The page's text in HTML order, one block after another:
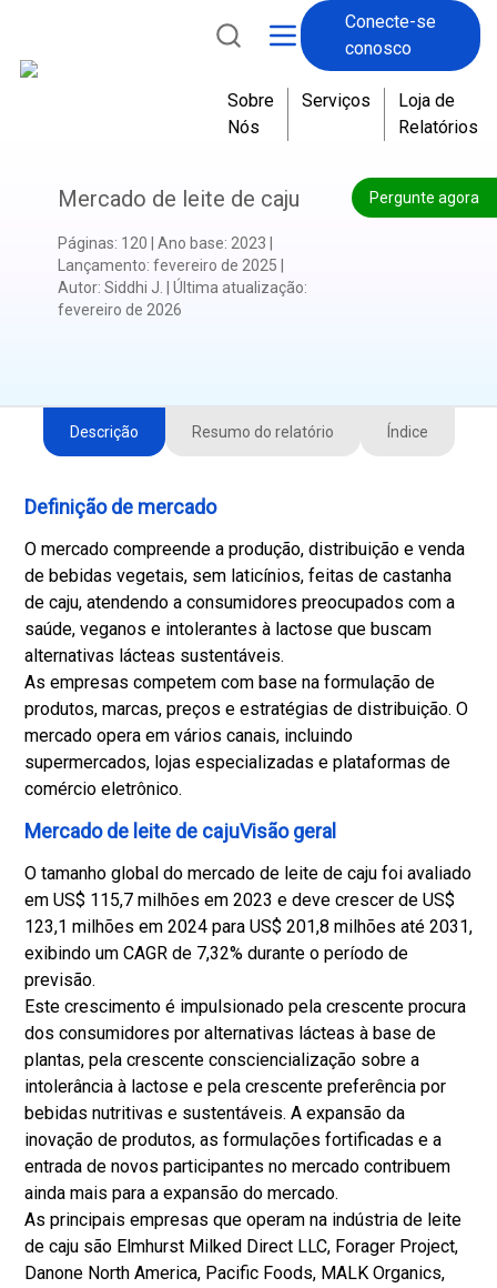
Conecte-se
conosco
Sobre
Nós
Serviços
Loja de
Relatórios
Pergunte agora
Mercado de leite de caju
Páginas: 120 Ano base: 2023
Lançamento: fevereiro de 2025
Autor: Siddhi J. Última atualização:
fevereiro de 2026
Descrição Resumo do relatório Índice
Definição de mercado
O mercado compreende a produção, distribuição e venda
de bebidas vegetais, sem laticínios, feitas de castanha
de caju, atendendo a consumidores preocupados com a
saúde, veganos e intolerantes à lactose que buscam
alternativas lácteas sustentáveis.
As empresas competem com base na formulação de
produtos, marcas, preços e estratégias de distribuição. O
mercado opera em vários canais, incluindo
supermercados, lojas especializadas e plataformas de
comércio eletrônico.
Mercado de leite de cajuVisão geral
O tamanho global do mercado de leite de caju foi avaliado
em US$ 115,7 milhões em 2023 e deve crescer de US$
123,1 milhões em 2024 para US$ 201,8 milhões até 2031,
exibindo um CAGR de 7,32% durante o período de
previsão.
Este crescimento é impulsionado pela crescente procura
dos consumidores por alternativas lácteas à base de
plantas, pela crescente consciencialização sobre a
intolerância à lactose e pela crescente preferência por
bebidas nutritivas e sustentáveis. A expansão da
inovação de produtos, as formulações fortificadas e a
entrada de novos participantes no mercado contribuem
ainda mais para a expansão do mercado.
As principais empresas que operam na indústria de leite
de caju são Elmhurst Milked Direct LLC, Forager Project,
Danone North America, Pacific Foods, MALK Organics,